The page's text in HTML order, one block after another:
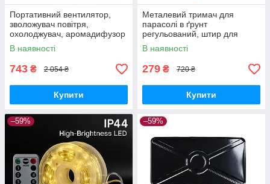
Портативний вентилятор,
зволожувач повітря,
охолоджувач, аромадифузор
FH-666
В наявності
743 ₴ 2 054 ₴
Купити
Металевий тримач для
парасолі в ґрунт
регульований, штир для
садової парасолі з
фіксатором
В наявності
279 ₴ 720 ₴
Купити
–59% –59%